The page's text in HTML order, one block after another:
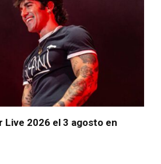
Live 2026 el 3 agosto en